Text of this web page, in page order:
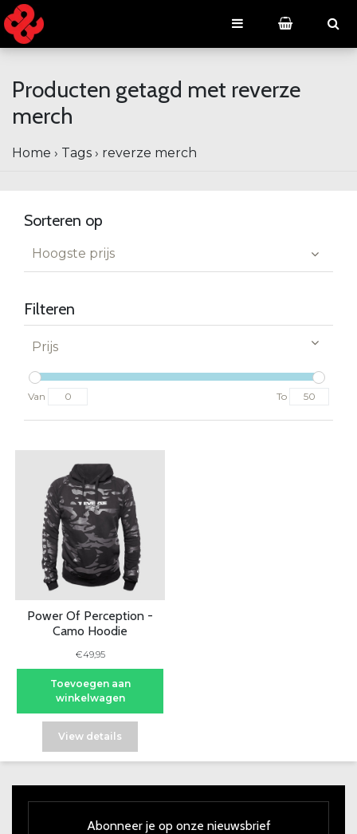
Producten getagd met reverze
merch
Home › Tags › reverze merch
Sorteren op
Hoogste prijs
Filteren
Prijs
Van To
Power Of Perception -
Camo Hoodie
€49,95
Toevoegen aan
winkelwagen
View details
Abonneer je op onze nieuwsbrief